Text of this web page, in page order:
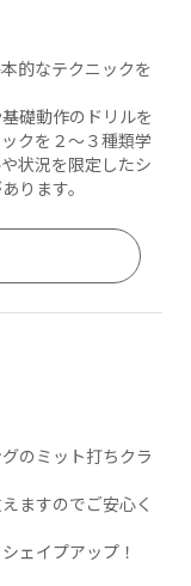
的なテクニックを
礎動作のドリルを
クを２～３種類学
状況を限定したシ
ります。
のミット打ちクラ
ますのでご安心く
ェイプアップ！